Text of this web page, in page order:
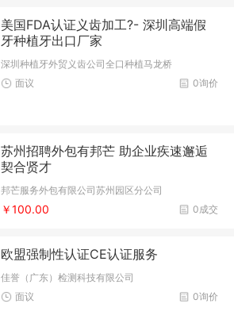
美国FDA认证义齿加工?- 深圳高端假
牙种植牙出口厂家
深圳种植牙外贸义齿公司全口种植马龙桥
0询价
面议
苏州招聘外包有邦芒 助企业疾速邂逅
契合贤才
邦芒服务外包有限公司苏州园区分公司
0成交
￥100.00
欧盟强制性认证CE认证服务
佳誉（广东）检测科技有限公司
0询价
面议